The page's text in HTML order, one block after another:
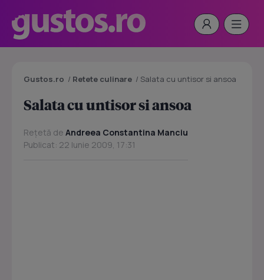
Gustos.ro / Retete culinare / Salata cu untisor si ansoa
Salata cu untisor si ansoa
Rețetă de Andreea Constantina Manciu
Publicat: 22 Iunie 2009, 17:31